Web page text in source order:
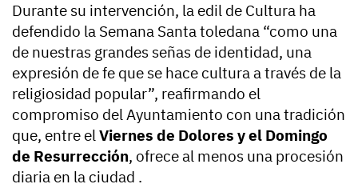
Durante su intervención, la edil de Cultura ha
defendido la Semana Santa toledana “como una
de nuestras grandes señas de identidad, una
expresión de fe que se hace cultura a través de la
religiosidad popular”, reafirmando el
compromiso del Ayuntamiento con una tradición
que, entre elViernes de Dolores y el Domingo
de Resurrección, ofrece al menos una procesión
diaria en la ciudad .